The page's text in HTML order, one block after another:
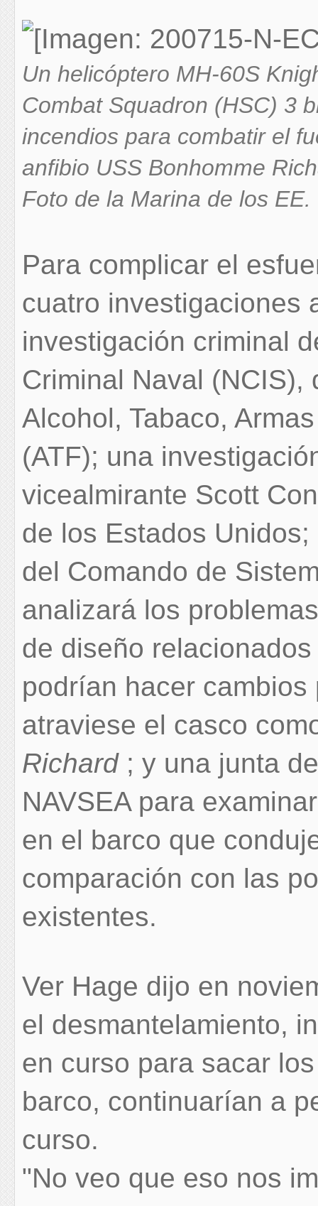
Un helicóptero MH-60S
Combat Squadron (HSC) 3
incendios para combatir el
anfibio USS Bonhomme
Foto de la Marina de los EE.
Para complicar el
cuatro investigaciones
investigación criminal
Criminal Naval
Alcohol, Tabaco,
(ATF); una
vicealmirante Scott
de los Estados
del Comando de
analizará los
de diseño
podrían hacer
atraviese el casco
Richard; y una junta
NAVSEA para
en el barco que
comparación con las
existentes.
Ver Hage dijo en
el desmantelamiento,
en curso para sacar
barco, continuarían a
curso.
"No veo que eso nos